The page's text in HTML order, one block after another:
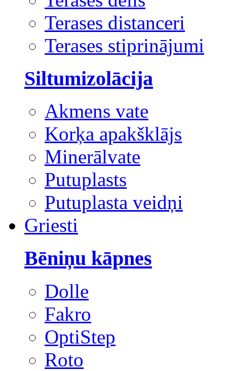
Terases distanceri
Terases stiprinājumi
Siltumizolācija
Akmens vate
Korķa apakšklājs
Minerālvate
Putuplasts
Putuplasta veidņi
Griesti
Bēniņu kāpnes
Dolle
Fakro
OptiStep
Roto